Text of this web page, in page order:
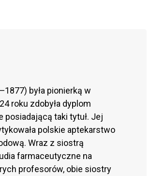
była pionierką w
roku zdobyła dyplom
taki tytuł. Jej
polskie aptekarstwo
Wraz z siostrą
farmaceutyczne na
profesorów, obie siostry